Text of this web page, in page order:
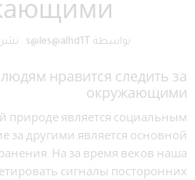
بواسطة s@les@alhd1T
.
нравится следить за
окружающими
природе является социальным
за другими является основной
На за время веков наша
сигналы посторонних